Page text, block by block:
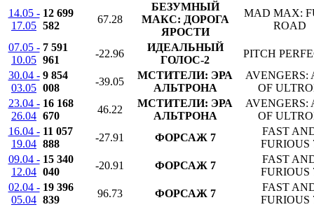
14.05 -
17.05
12 699
582
67.28
БЕЗУМНЫЙ
МАКС: ДОРОГА
ЯРОСТИ
MAD MAX:
ROAD
07.05 -
10.05
7 591
961
-22.96
ИДЕАЛЬНЫЙ
ГОЛОС-2
PITCH
30.04 -
03.05
9 854
008
-39.05
МСТИТЕЛИ: ЭРА
АЛЬТРОНА
AVENGERS:
OF
23.04 -
26.04
16 168
670
46.22
МСТИТЕЛИ: ЭРА
АЛЬТРОНА
AVENGERS:
OF
16.04 -
19.04
11 057
888
-27.91 ФОРСАЖ 7
FAST
FURIOUS
09.04 -
12.04
15 340
040
-20.91 ФОРСАЖ 7
FAST
FURIOUS
02.04 -
05.04
19 396
839
96.73 ФОРСАЖ 7
FAST
FURIOUS